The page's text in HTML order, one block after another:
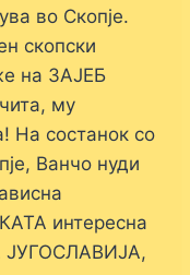
во Скопје.
скопски
на ЗАЈЕБ
му
На состанок со
Ванчо нуди
интересна
ЈУГОСЛАВИЈА,